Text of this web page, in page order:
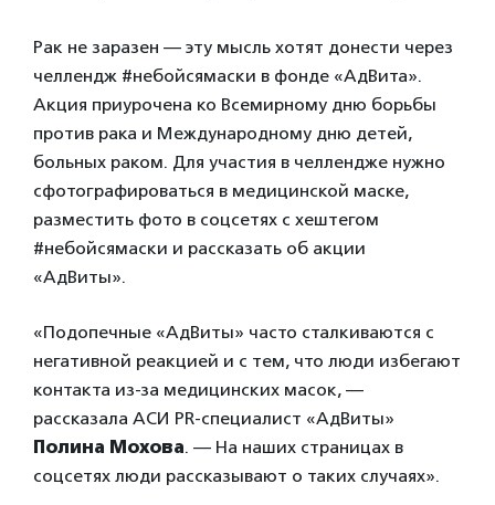
Рак не заразен — эту мысль хотят донести через
челлендж #небойсямаски в фонде «АдВита».
Акция приурочена ко Всемирному дню борьбы
против рака и Международному дню детей,
больных раком. Для участия в челлендже нужно
сфотографироваться в медицинской маске,
разместить фото в соцсетях с хештегом
#небойсямаски и рассказать об акции
«АдВиты».
«Подопечные «АдВиты» часто сталкиваются с
негативной реакцией и с тем, что люди избегают
контакта из-за медицинских масок, —
рассказала АСИ PR-специалист «АдВиты»
Полина Мохова. — На наших страницах в
соцсетях люди рассказывают о таких случаях».